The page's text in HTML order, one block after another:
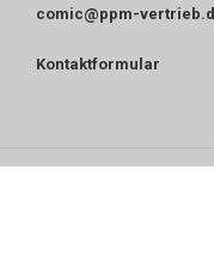
comic@ppm-
Kontaktformular